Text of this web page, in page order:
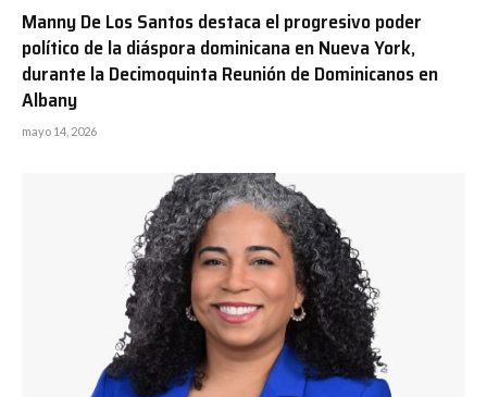
Manny De Los Santos destaca el progresivo poder
político de la diáspora dominicana en Nueva York,
durante la Decimoquinta Reunión de Dominicanos en
Albany
mayo 14, 2026